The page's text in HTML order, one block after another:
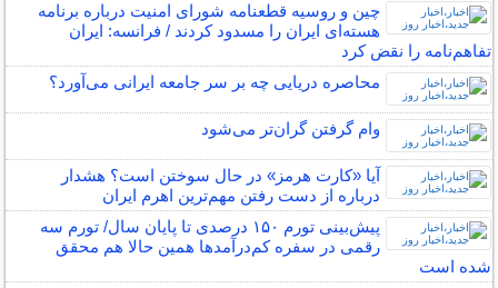
چین و روسیه قطعنامه شورای امنیت درباره برنامه‌
هسته‌ای ایران را مسدود کردند / فرانسه: ایران
تفاهم‌نامه را نقض کرد
محاصره دریایی چه بر سر جامعه ایرانی می‌آورد؟
وام گرفتن گران‌تر می‌شود
آیا «کارت هرمز» در حال سوختن است؟ هشدار
درباره از دست رفتن مهم‌ترین اهرم ایران
پیش‌بینی تورم ۱۵۰ درصدی تا پایان سال/ تورم سه
رقمی در سفره کم‌درآمد‌ها همین حالا هم محقق
شده است